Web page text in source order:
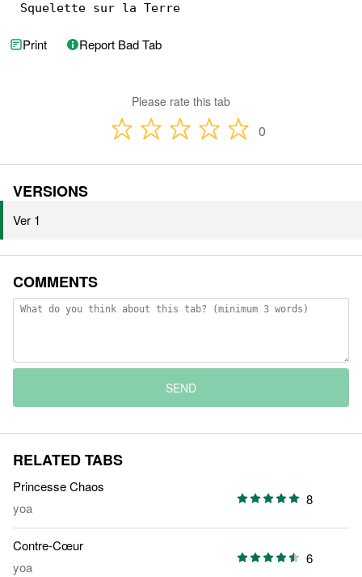
Squelette sur la Terre
Print Report Bad Tab
Please rate this tab
0
VERSIONS
Ver 1
COMMENTS
SEND
RELATED TABS
Princesse Chaos
yoa
8
Contre-Cœur
yoa
6